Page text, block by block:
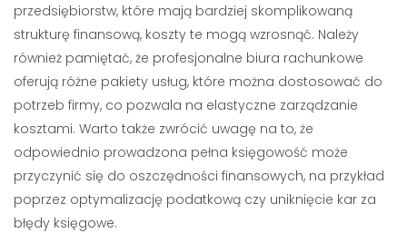
przedsiębiorstw, które mają bardziej skomplikowaną
strukturę finansową, koszty te mogą wzrosnąć. Należy
również pamiętać, że profesjonalne biura rachunkowe
oferują różne pakiety usług, które można dostosować do
potrzeb firmy, co pozwala na elastyczne zarządzanie
kosztami. Warto także zwrócić uwagę na to, że
odpowiednio prowadzona pełna księgowość może
przyczynić się do oszczędności finansowych, na przykład
poprzez optymalizację podatkową czy uniknięcie kar za
błędy księgowe.